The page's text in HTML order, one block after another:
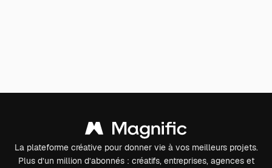
La plateforme créative pour donner vie à vos meilleurs projets.
Plus d’un million d’abonnés : créatifs, entreprises, agences et